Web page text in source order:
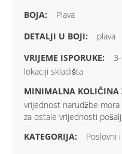
Plava
plava
lokaciji skladišta
vrijednost narudžbe
za ostale vrijednosti
Poslovni